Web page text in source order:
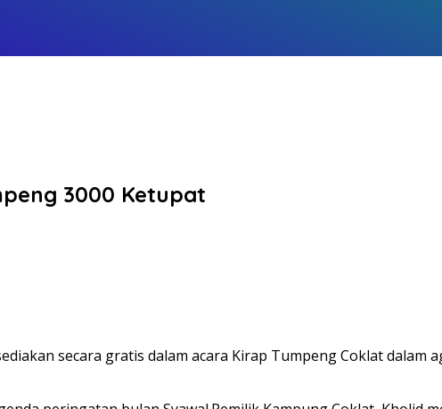
3000 Ketupat
secara gratis dalam acara Kirap Tumpeng Coklat